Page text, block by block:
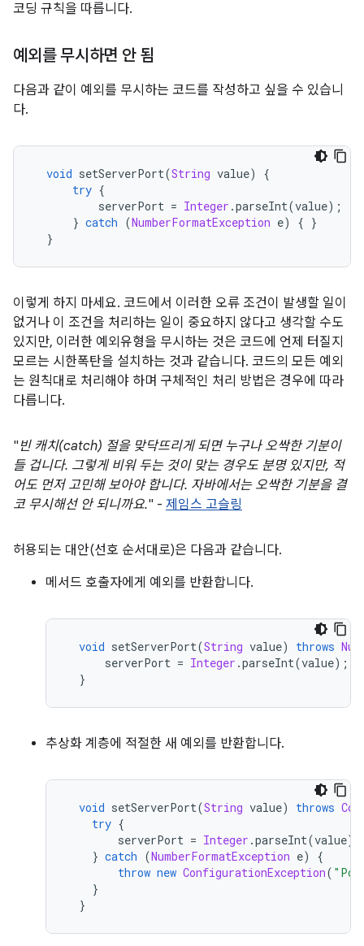
코딩 규칙을 따릅니다.
예외를 무시하면 안 됨
다음과 같이 예외를 무시하는 코드를 작성하고 싶을 수 있습니
다.
void setServerPort(String value)
{
try {
serverPort = Integer .parseInt(value);
} catch (NumberFormatException e) { }
}
이렇게 하지 마세요. 코드에서 이러한 오류 조건이 발생할 일이
없거나 이 조건을 처리하는 일이 중요하지 않다고 생각할 수도
있지만, 이러한 예외유형을 무시하는 것은 코드에 언제 터질지
모르는 시한폭탄을 설치하는 것과 같습니다. 코드의 모든 예외
는 원칙대로 처리해야 하며 구체적인 처리 방법은 경우에 따라
다릅니다.
" 빈 캐치(catch) 절을 맞닥뜨리게 되면 누구나 오싹한 기분이
들 겁니다. 그렇게 비워 두는 것이 맞는 경우도 분명 있지만, 적
어도 먼저 고민해 보아야 합니다. 자바에서는 오싹한 기분을 결
코 무시해선 안 되니까요." - 제임스 고슬링
허용되는 대안(선호 순서대로)은 다음과 같습니다.
메서드 호출자에게 예외를 반환합니다.
void setServerPort(String value) throws
serverPort = Integer .parseInt(value);
}
추상화 계층에 적절한 새 예외를 반환합니다.
void setServerPort(String value) throws
try {
serverPort = Integer .parseInt(value);
} catch (NumberFormatException e)
{
throw new ConfigurationException(
}
}